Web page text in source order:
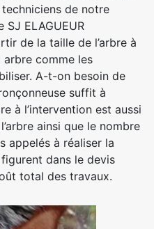
de notre
SJ ELAGUEUR
de la taille de l’arbre à
comme les
A-t-on besoin de
suffit à
à l’intervention est aussi
ainsi que le nombre
appelés à réaliser la
dans le devis
total des travaux.